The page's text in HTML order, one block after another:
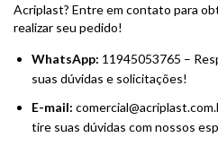
Acriplast? Entre em contato para
realizar seu pedido!
WhatsApp: 11945053765 –
suas dúvidas e solicitações!
E-mail:
tire suas dúvidas com nossos